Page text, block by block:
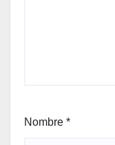
Nombre *